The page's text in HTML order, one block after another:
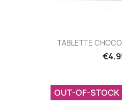
TABLETTE
OUT-OF-STOCK